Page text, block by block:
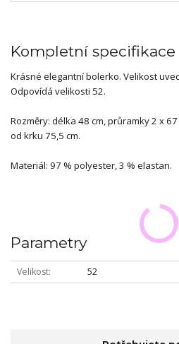
Kompletní specifikace
Krásné elegantní bolerko. Velikost
Odpovídá velikosti 52.
Rozměry: délka 48 cm, průramky 2 x
od krku 75,5 cm.
Materiál: 97 % polyester, 3 % elastan.
Parametry
Velikost 52